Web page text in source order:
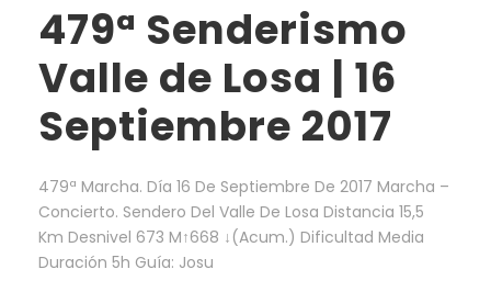
479ª Senderismo
Valle de Losa | 16
Septiembre 2017
479ª Marcha. Día 16 De Septiembre De 2017 Marcha –
Concierto. Sendero Del Valle De Losa Distancia 15,5
Km Desnivel 673 M↑668 ↓(Acum.) Dificultad Media
Duración 5h Guía: Josu